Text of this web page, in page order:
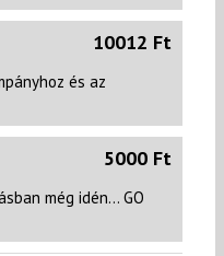
10012 Ft
és az
5000 Ft
még idén... GO